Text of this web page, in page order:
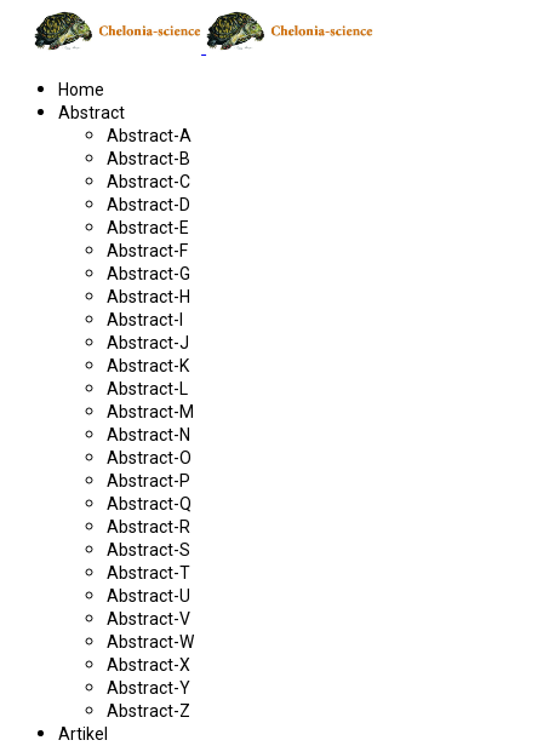
Home
Abstract
Abstract-A
Abstract-B
Abstract-C
Abstract-D
Abstract-E
Abstract-F
Abstract-G
Abstract-H
Abstract-I
Abstract-J
Abstract-K
Abstract-L
Abstract-M
Abstract-N
Abstract-O
Abstract-P
Abstract-Q
Abstract-R
Abstract-S
Abstract-T
Abstract-U
Abstract-V
Abstract-W
Abstract-X
Abstract-Y
Abstract-Z
Artikel